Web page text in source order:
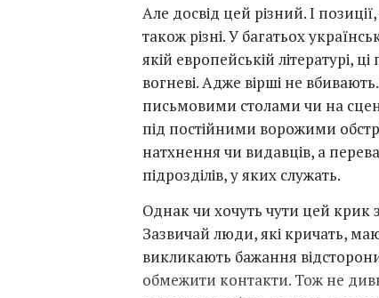
Але досвід цей різний. І
також різні. У багатьох
якій европейській літературі,
вогневі. Адже вірші не
письмовими столами чи на
під постійними ворожими
натхнення чи видавців, а
підрозділів, у яких служать.
Однак чи хочуть чути цей
Зазвичай люди, які кричать,
викликають бажання
обмежити контакти. Тож не